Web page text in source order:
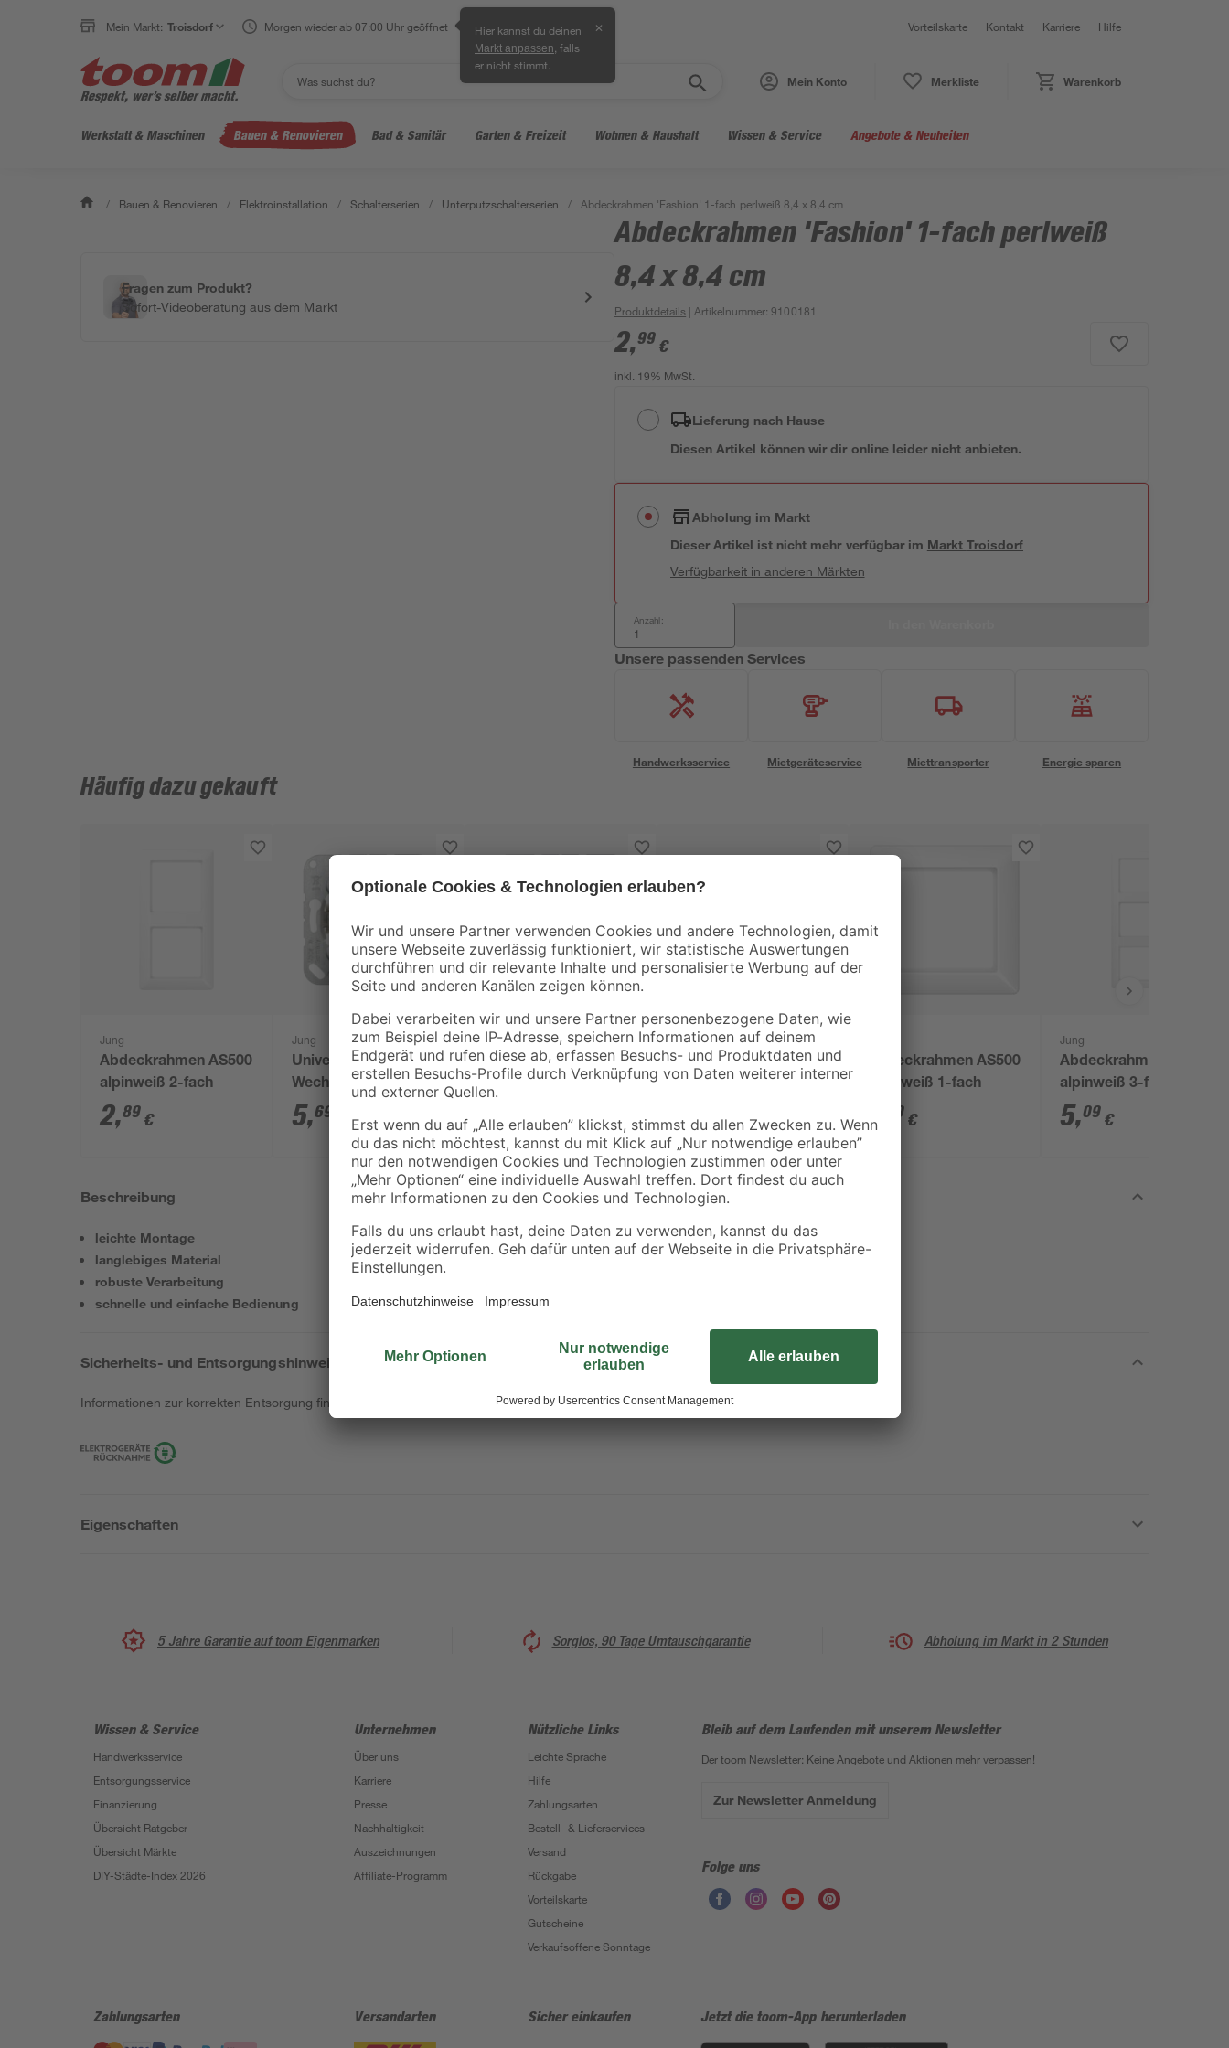
Mein Markt: Troisdorf Morgen wieder ab 07:00 Uhr geöffnet Hier kannst du deinen
Markt anpassen , falls
er nicht stimmt.
✕ Vorteilskarte Kontakt Karriere Hilfe
Mein Konto Merkliste Warenkorb
Werkstatt & Maschinen Bauen & Renovieren Bad & Sanitär Garten & Freizeit Wohnen & Haushalt Wissen & Service Angebote & Neuheiten
/ Bauen & Renovieren / Elektroinstallation / Schalterserien / Unterputzschalterserien / Abdeckrahmen 'Fashion' 1-fach perlweiß 8,4 x 8,4 cm
Fragen zum Produkt?
Sofort-Videoberatung aus dem Markt
Abdeckrahmen 'Fashion' 1-fach perlweiß
8,4 x 8,4 cm
Produktdetails | Artikelnummer:9100181
2,99 €
inkl. 19% MwSt.
Lieferung nach Hause
Diesen Artikel können wir dir online leider nicht anbieten.
Abholung im Markt
Dieser Artikel ist nicht mehr verfügbar im Markt Troisdorf
Verfügbarkeit in anderen Märkten
Anzahl:
Unsere passenden Services
Handwerksservice Mietgeräteservice Miettransporter Energie sparen
Häufig dazu gekauft
Jung
Abdeckrahmen AS500
alpinweiß 2-fach
2,89 €
Jung
Universal
Wechselschaltereinsatz,
ohne Abdeckung
5,69
Jung
Schukosteckdose
AS500 alpinweiß
3, €
Jung
Wippe AS500
alpinweiß
2, €
Abdeckrahmen AS500
alpinweiß 1-fach
1 69 €
Jung
Abdeckrahmen AS500
alpinweiß 3-fach
5,09 €
Beschreibung
leichte Montage
langlebiges Material
robuste Verarbeitung
schnelle und einfache Bedienung
Sicherheits- und Entsorgungshinweise
Informationen zur korrekten Entsorgung findest du
Eigenschaften
5 Jahre Garantie auf toom Eigenmarken Sorglos, 90 Tage Umtauschgarantie Abholung im Markt in 2 Stunden
Wissen & Service
Handwerksservice
Entsorgungsservice
Finanzierung
Übersicht Ratgeber
Übersicht Märkte
DIY-Städte-Index 2026
Unternehmen
Über uns
Karriere
Presse
Nachhaltigkeit
Auszeichnungen
Affiliate-Programm
Nützliche Links
Leichte Sprache
Hilfe
Zahlungsarten
Bestell- & Lieferservices
Versand
Rückgabe
Vorteilskarte
Gutscheine
Verkaufsoffene Sonntage
Bleib auf dem Laufenden mit unserem Newsletter
Der toom Newsletter: Keine Angebote und Aktionen mehr verpassen!
Zur Newsletter Anmeldung
Folge uns
Zahlungsarten Versandarten Sicher einkaufen Jetzt die toom-App herunterladen